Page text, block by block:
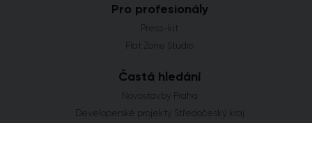
Pro profesionály
Press-kit
Flat Zone Studio
Častá hledání
Novostavby Praha
Developerské projekty Středočeský kraj